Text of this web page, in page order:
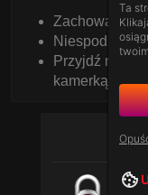
Zachowaj
Przyjdź na
kamerką i
Ta